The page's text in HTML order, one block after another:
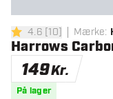
4.64.6 [10] Mærke:
Harrows
149Kr.
På lager